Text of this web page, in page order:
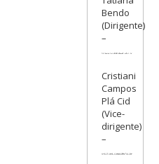
Bendo
(Dirigente)
–
Cristiani
Campos
Plá Cid
(Vice-
dirigente)
–